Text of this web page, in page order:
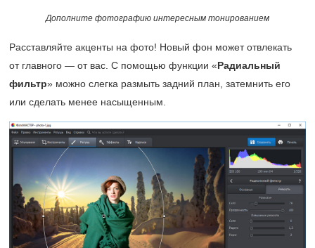
Дополните фотографию интересным тонированием
Расставляйте акценты на фото! Новый фон может отвлекать
от главного — от вас. С помощью функции «Радиальный
фильтр» можно слегка размыть задний план, затемнить его
или сделать менее насыщенным.